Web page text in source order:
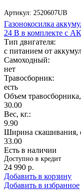
Артикул: 2520607UB
Газонокосилка
24 В в комплекте с
Тип двигателя:
с питанием от
Самоходный:
нет
Травосборник:
есть
Объем
30.00
Вес, кг.:
9.90
Ширина скашивания,
33.00
Есть в наличии
Доступно в кредит
24 990 р.
Добавить в корзину
Добавить в избранное